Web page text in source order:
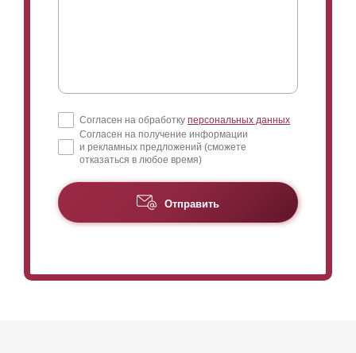
Согласен на обработку персональных данных
Согласен на получение информации
и рекламных предложений (сможете
отказаться в любое время)
Отправить